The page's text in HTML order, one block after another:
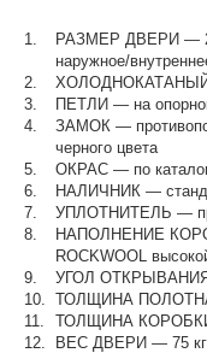
РАЗМЕР ДВЕРИ —
наружное/
ПЕТЛИ — на
ЗАМОК —
черного цвета
ОКРАС — по
НАЛИЧНИК —
УПЛОТНИТЕЛЬ —
НАПОЛНЕНИЕ
ROCKWOOL
УГОЛ ОТКРЫВАНИЯ
ТОЛЩИНА
ТОЛЩИНА
ВЕС ДВЕРИ — 75 кг